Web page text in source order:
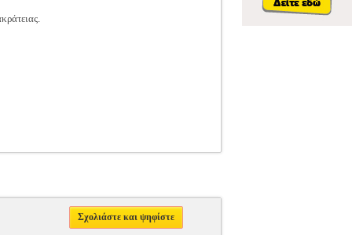
Σχολιάστε και ψηφίστε